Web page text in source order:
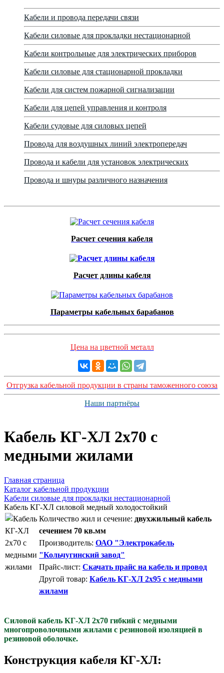
Кабели и провода передачи связи
Кабели силовые для прокладки нестационарной
Кабели контрольные для электрических приборов
Кабели силовые для стационарной прокладки
Кабели для систем пожарной сигнализации
Кабели для цепей управления и контроля
Кабели судовые для силовых цепей
Провода для воздушных линий электропередач
Провода и кабели для установок электрических
Провода и шнуры различного назначения
Расчет сечения кабеля
Расчет длины кабеля
Параметры кабельных барабанов
Цена на цветной металл
Отгрузка кабельной продукции в страны таможенного союза
Наши партнёры
Кабель КГ-ХЛ 2x70 с
медными жилами
Главная страница
Каталог кабельной продукции
Кабели силовые для прокладки нестационарной
Кабель КГ-ХЛ силовой медный холодостойкий
Количество жил и сечение: двухжильный кабель
сечением 70 кв.мм
Производитель: ОАО "Электрокабель
"Кольчугинский завод"
Прайс-лист: Скачать прайс на кабель и провод
Другой товар: Кабель КГ-ХЛ 2x95 с медными
жилами
Силовой кабель КГ-ХЛ 2х70 гибкий с медными
многопроволочными жилами с резиновой изоляцией в
резиновой оболочке.
Конструкция кабеля КГ-ХЛ: